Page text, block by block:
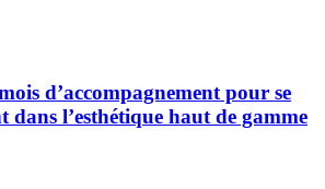
d’accompagnement pour se
dans l’esthétique haut de gamme